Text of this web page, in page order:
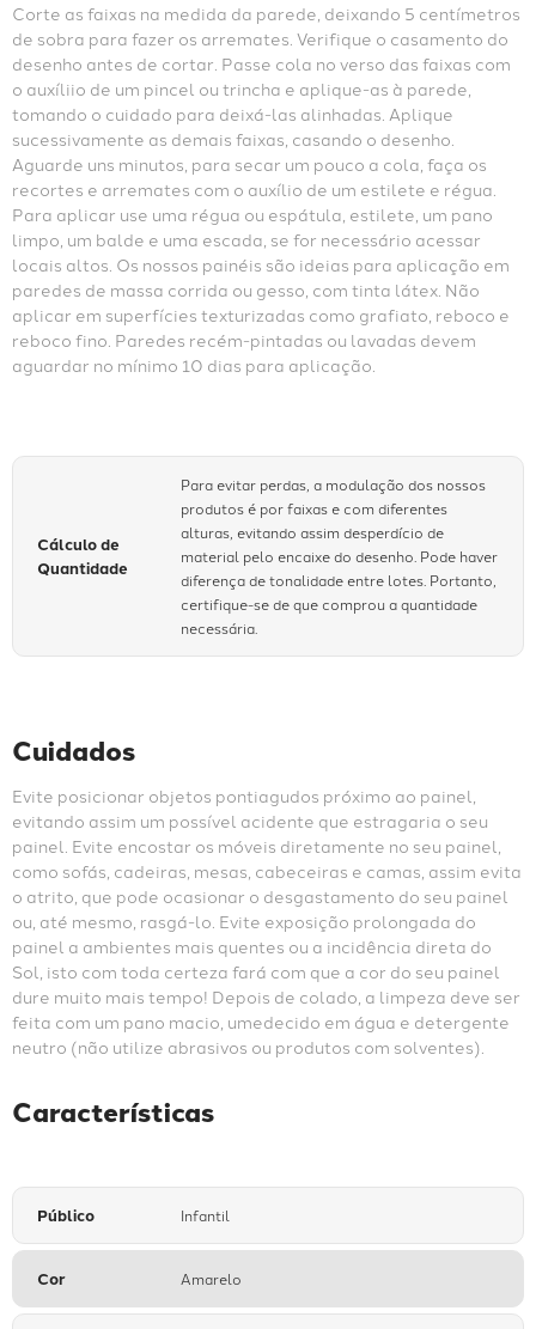
Corte as faixas na medida da parede, deixando 5 centímetros
de sobra para fazer os arremates. Verifique o casamento do
desenho antes de cortar. Passe cola no verso das faixas com
o auxíliio de um pincel ou trincha e aplique-as à parede,
tomando o cuidado para deixá-las alinhadas. Aplique
sucessivamente as demais faixas, casando o desenho.
Aguarde uns minutos, para secar um pouco a cola, faça os
recortes e arremates com o auxílio de um estilete e régua.
Para aplicar use uma régua ou espátula, estilete, um pano
limpo, um balde e uma escada, se for necessário acessar
locais altos. Os nossos painéis são ideias para aplicação em
paredes de massa corrida ou gesso, com tinta látex. Não
aplicar em superfícies texturizadas como grafiato, reboco e
reboco fino. Paredes recém-pintadas ou lavadas devem
aguardar no mínimo 10 dias para aplicação.
Cálculo de
Quantidade
Para evitar perdas, a modulação dos nossos
produtos é por faixas e com diferentes
alturas, evitando assim desperdício de
material pelo encaixe do desenho. Pode haver
diferença de tonalidade entre lotes. Portanto,
certifique-se de que comprou a quantidade
necessária.
Cuidados
Evite posicionar objetos pontiagudos próximo ao painel,
evitando assim um possível acidente que estragaria o seu
painel. Evite encostar os móveis diretamente no seu painel,
como sofás, cadeiras, mesas, cabeceiras e camas, assim evita
o atrito, que pode ocasionar o desgastamento do seu painel
ou, até mesmo, rasgá-lo. Evite exposição prolongada do
painel a ambientes mais quentes ou a incidência direta do
Sol, isto com toda certeza fará com que a cor do seu painel
dure muito mais tempo! Depois de colado, a limpeza deve ser
feita com um pano macio, umedecido em água e detergente
neutro (não utilize abrasivos ou produtos com solventes).
Características
Público Infantil
Cor Amarelo